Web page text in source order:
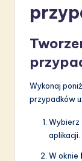
Wykonaj
przypadków
Wybierz
aplikacji.
W oknie